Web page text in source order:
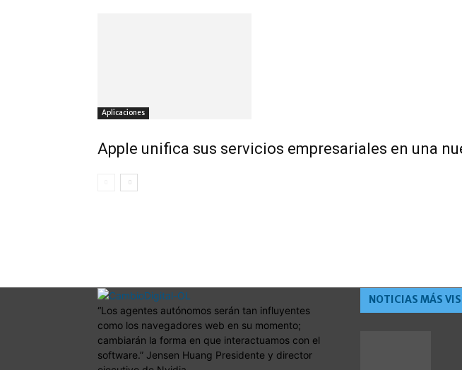
Aplicaciones
Apple unifica sus servicios empresariales en una
“Los agentes autónomos serán tan influyentes
como los navegadores web en su momento;
cambiarán la forma en que interactuamos con el
software.” Jensen Huang Presidente y director
NOTICIAS MÁS